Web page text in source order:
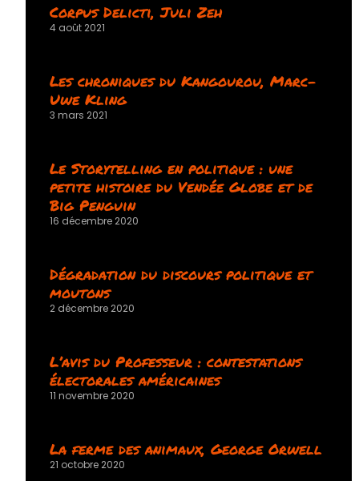
Corpus Delicti, Juli Zeh
4 août 2021
Les chroniques du Kangourou, Marc-
Uwe Kling
3 mars 2021
Le Storytelling en politique : une
petite histoire du Vendée Globe et de
Big Penguin
16 décembre 2020
Dégradation du discours politique et
moutons
2 décembre 2020
L’avis du Professeur : contestations
électorales américaines
11 novembre 2020
La ferme des animaux, George Orwell
21 octobre 2020